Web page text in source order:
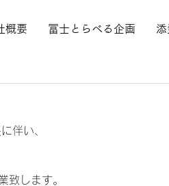
概要 冨士とらべる企画
伴い、
致します。